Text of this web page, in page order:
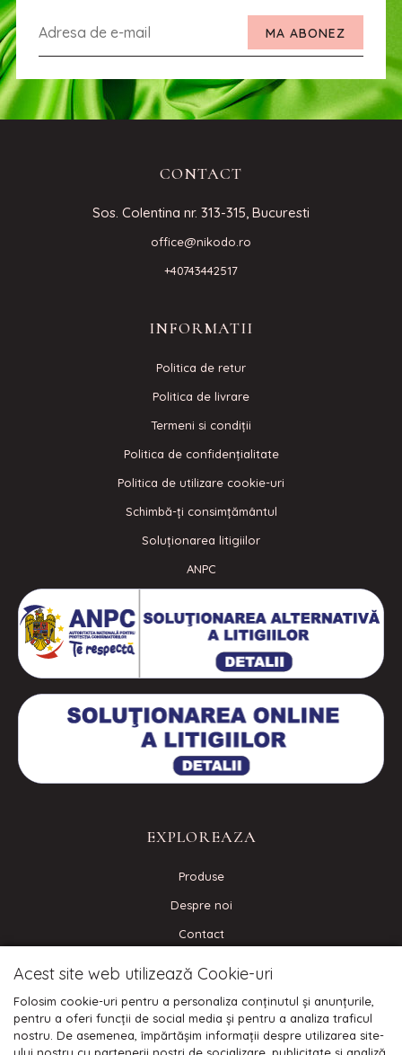
MA ABONEZ
CONTACT
Sos. Colentina nr. 313-315, Bucuresti
office@nikodo.ro
+40743442517
INFORMATII
Politica de retur
Politica de livrare
Termeni si condiţii
Politica de confidenţialitate
Politica de utilizare cookie-uri
Schimbă-ți consimțământul
Soluționarea litigiilor
ANPC
EXPLOREAZA
Produse
Despre noi
Contact
CONECTEAZA-TE
Acest site web utilizează Cookie-uri
Folosim cookie-uri pentru a personaliza conținutul și anunțurile,
pentru a oferi funcții de social media și pentru a analiza traficul
nostru. De asemenea, împărtășim informații despre utilizarea site-